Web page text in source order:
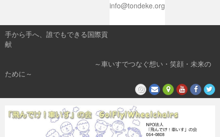
info@tondeke.org
手から手へ、誰でもできる国際貢
献
～車いすでつなぐ想い・笑顔・未来の
ために～